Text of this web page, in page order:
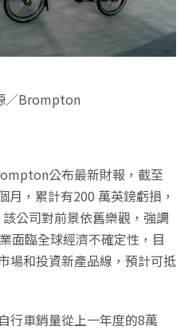
／Brompton
公布最新財報，截至
月，累計有200 萬英鎊虧損，
公司對前景依舊樂觀，強調
面臨全球經濟不確定性，目
和投資新產品線，預計可抵
行車銷量從上一年度的8萬